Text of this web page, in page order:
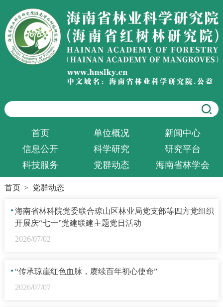
首页 单位概况
新闻中心
信息公开
科学研究
研究平台
科技服务
党群动态 海南省林学会
首页 > 党群动态
· 海南省林科院党委联合琼山区林业局党支部等四方党组织
开展庆“七一”党建联建主题党日活动
2026/07/02
· “传承琼崖红色血脉，赓续百年初心使命”
2026/07/07